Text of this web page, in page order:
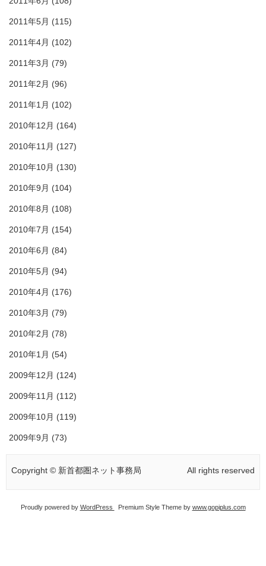
2011年5月 (115)
2011年4月 (102)
2011年3月 (79)
2011年2月 (96)
2011年1月 (102)
2010年12月 (164)
2010年11月 (127)
2010年10月 (130)
2010年9月 (104)
2010年8月 (108)
2010年7月 (154)
2010年6月 (84)
2010年5月 (94)
2010年4月 (176)
2010年3月 (79)
2010年2月 (78)
2010年1月 (54)
2009年12月 (124)
2009年11月 (112)
2009年10月 (119)
2009年9月 (73)
Copyright © 新首都圏ネット事務局 All rights reserved
Proudly powered by WordPress Premium Style Theme by www.gopiplus.com